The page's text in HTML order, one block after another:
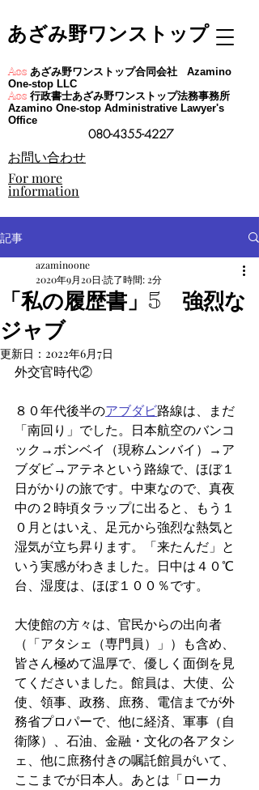
あざみ野ワンストップ
Aos あざみ野ワンストップ合同会社 Azamino
One-stop LLC
Aos 行政書士あざみ野ワンストップ法務事務所
Azamino One-stop Administrative Lawyer's
Office
080-4355-4227
​お問い合わせ
For more
information
記事
「私の履歴書」5 強烈な
ジャブ
azaminoone
2020年9月20日 読了時間: 2分
更新日： 2022年6月7日
外交官時代②
８０年代後半のアブダビ路線は、まだ
「南回り」でした。日本航空のバンコ
ック→ボンベイ（現称ムンバイ）→ア
ブダビ→アテネという路線で、ほぼ１
日がかりの旅です。中東なので、真夜
中の２時頃タラップに出ると、もう１
０月とはいえ、足元から強烈な熱気と
湿気が立ち昇ります。「来たんだ」と
いう実感がわきました。日中は４０℃
台、湿度は、ほぼ１００％です。
大使館の方々は、官民からの出向者
（「アタシェ（専門員）」）も含め、
皆さん極めて温厚で、優しく面倒を見
てくださいました。館員は、大使、公
使、領事、政務、庶務、電信までが外
務省プロパーで、他に経済、軍事（自
衛隊）、石油、金融・文化の各アタシ
ェ、他に庶務付きの嘱託館員がいて、
ここまでが日本人。あとは「ローカ